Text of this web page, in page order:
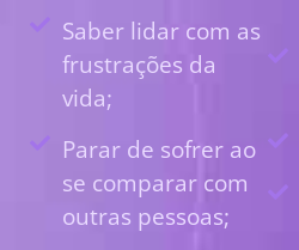
Saber lidar com as
frustrações da
vida;
Parar de sofrer ao
se comparar com
outras pessoas;